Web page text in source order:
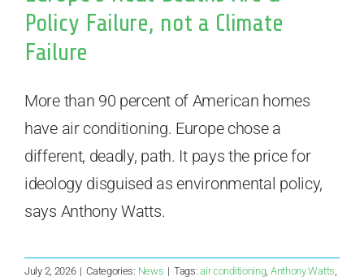
Policy Failure, not a Climate
Failure
More than 90 percent of American homes
have air conditioning. Europe chose a
different, deadly, path. It pays the price for
ideology disguised as environmental policy,
says Anthony Watts.
July 2, 2026 | Categories: News | Tags:air conditioning, Anthony Watts,